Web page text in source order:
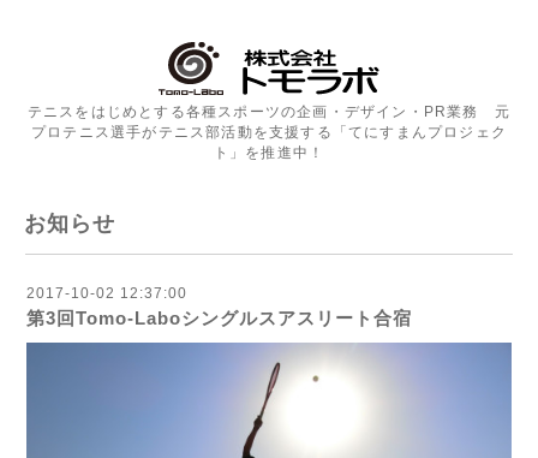
テニスをはじめとする各種スポーツの企画・デザイン・PR業務 元
プロテニス選手がテニス部活動を支援する「てにすまんプロジェク
ト」を推進中！
お知らせ
2017-10-02 12:37:00
第3回Tomo-Laboシングルスアスリート合宿